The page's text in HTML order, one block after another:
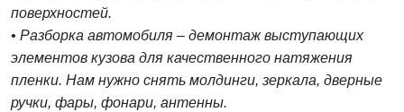
поверхностей.
• Разборка автомобиля – демонтаж выступающих
элементов кузова для качественного натяжения
пленки. Нам нужно снять молдинги, зеркала, дверные
ручки, фары, фонари, антенны.